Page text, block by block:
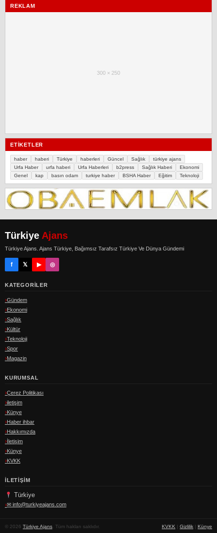
REKLAM
300 × 250
ETIKETLER
haber haberi Türkiye haberleri Güncel Sağlık
türkiye ajans
Urfa Haber
urfa haberi Urfa Haberleri b2press Sağlık Haberi
Ekonomi
Genel
kap basın odam turkiye haber BSHA Haber Eğitim Teknoloji
Türkiye Ajans
Türkiye Ajans. Ajans Türkiye, Bağımsız Tarafsız Türkiye Ve Dünya Gündemi
f 𝕏 ▶ ◎
KATEGORILER
Gündem
Ekonomi
Sağlık
Kültür
Teknoloji
Spor
Magazin
KURUMSAL
Çerez Politikası
iletişim
Künye
Haber ihbar
Hakkımızda
İletişim
Künye
KVKK
İLETIŞIM
Türkiye
✉ info@turkiyeajans.com
© 2026 Türkiye Ajans. Tüm hakları saklıdır. KVKK Gizlilik Künye